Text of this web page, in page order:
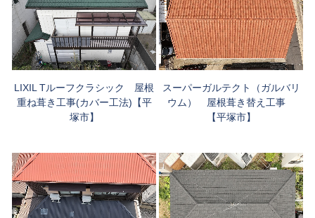
LIXIL Tルーフクラシック 屋根
重ね葺き工事(カバー工法)【平
塚市】
スーパーガルテクト（ガルバリ
ウム） 屋根葺き替え工事
【平塚市】